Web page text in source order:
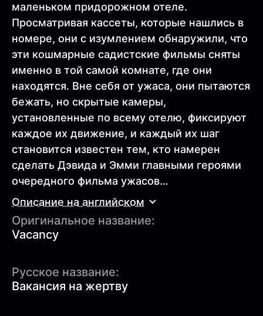
маленьком придорожном отеле.
Просматривая кассеты, которые нашлись в
номере, они с изумлением обнаружили, что
эти кошмарные садистские фильмы сняты
именно в той самой комнате, где они
находятся. Вне себя от ужаса, они пытаются
бежать, но скрытые камеры,
установленные по всему отелю, фиксируют
каждое их движение, и каждый их шаг
становится известен тем, кто намерен
сделать Дэвида и Эмми главными героями
очередного фильма ужасов…
Описание на английском
Оригинальное название:
Vacancy
Русское название:
Вакансия на жертву